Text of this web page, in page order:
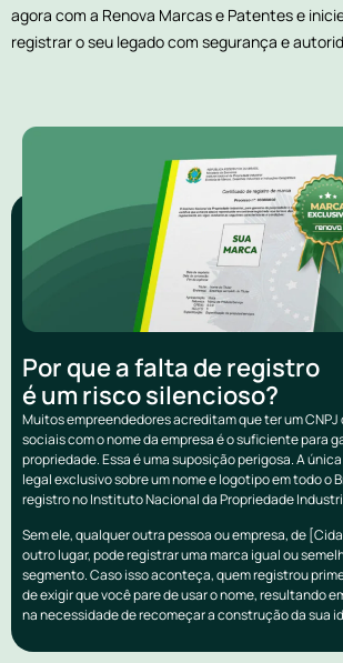
agora com a Renova Marcas e Patentes e
registrar o seu legado com segurança e
Por que a falta de registro
é um risco silencioso?
Muitos empreendedores acreditam que ter um CNPJ
sociais com o nome da empresa é o suficiente para
propriedade. Essa é uma suposição perigosa. A
legal exclusivo sobre um nome e logotipo em todo o
registro no Instituto Nacional da Propriedade
Sem ele, qualquer outra pessoa ou empresa, de
outro lugar, pode registrar uma marca igual ou
segmento. Caso isso aconteça, quem registrou
de exigir que você pare de usar o nome, resultando
na necessidade de recomeçar a construção da sua